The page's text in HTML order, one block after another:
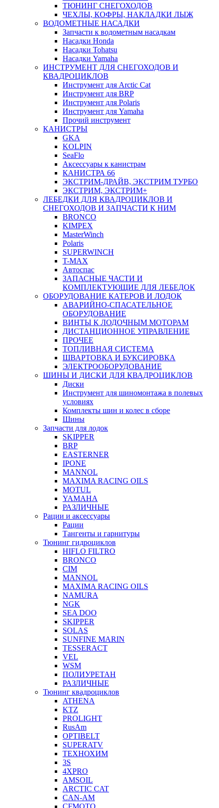
ТЮНИНГ СНЕГОХОДОВ
ЧЕХЛЫ, КОФРЫ, НАКЛАДКИ ЛЫЖ
ВОДОМЕТНЫЕ НАСАДКИ
Запчасти к водометным насадкам
Насадки Honda
Насадки Tohatsu
Насадки Yamaha
ИНСТРУМЕНТ ДЛЯ СНЕГОХОДОВ И
КВАДРОЦИКЛОВ
Инструмент для Arctic Cat
Инструмент для BRP
Инструмент для Polaris
Инструмент для Yamaha
Прочий инструмент
КАНИСТРЫ
GKA
KOLPIN
SeaFlo
Аксессуары к канистрам
КАНИСТРА 66
ЭКСТРИМ-ДРАЙВ, ЭКСТРИМ ТУРБО
ЭКСТРИМ, ЭКСТРИМ+
ЛЕБЕДКИ ДЛЯ КВАДРОЦИКЛОВ И
СНЕГОХОДОВ И ЗАПЧАСТИ К НИМ
BRONCO
KIMPEX
MasterWinch
Polaris
SUPERWINCH
T-MAX
Автоспас
ЗАПАСНЫЕ ЧАСТИ И
КОМПЛЕКТУЮЩИЕ ДЛЯ ЛЕБЕДОК
ОБОРУДОВАНИЕ КАТЕРОВ И ЛОДОК
АВАРИЙНО-СПАСАТЕЛЬНОЕ
ОБОРУДОВАНИЕ
ВИНТЫ К ЛОДОЧНЫМ МОТОРАМ
ДИСТАНЦИОННОЕ УПРАВЛЕНИЕ
ПРОЧЕЕ
ТОПЛИВНАЯ СИСТЕМА
ШВАРТОВКА И БУКСИРОВКА
ЭЛЕКТРООБОРУДОВАНИЕ
ШИНЫ И ДИСКИ ДЛЯ КВАДРОЦИКЛОВ
Диски
Инструмент для шиномонтажа в полевых
условиях
Комплекты шин и колес в сборе
Шины
Запчасти для лодок
SKIPPER
BRP
EASTERNER
IPONE
MANNOL
MAXIMA RACING OILS
MOTUL
YAMAHA
РАЗЛИЧНЫЕ
Рации и аксессуары
Рации
Тангенты и гарнитуры
Тюнинг гидроциклов
HIFLO FILTRO
BRONCO
CIM
MANNOL
MAXIMA RACING OILS
NAMURA
NGK
SEA DOO
SKIPPER
SOLAS
SUNFINE MARIN
TESSERACT
VEL
WSM
ПОЛИУРЕТАН
РАЗЛИЧНЫЕ
Тюнинг квадроциклов
ATHENA
KTZ
PROLIGHT
RusAm
OPTIBELT
SUPERATV
ТЕХНОХИМ
3S
4XPRO
AMSOIL
ARCTIC CAT
CAN-AM
CFMOTO